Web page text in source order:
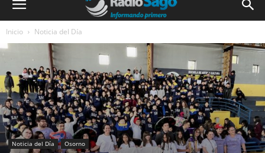
Inicio Noticia del Día
Noticia del Día Osorno